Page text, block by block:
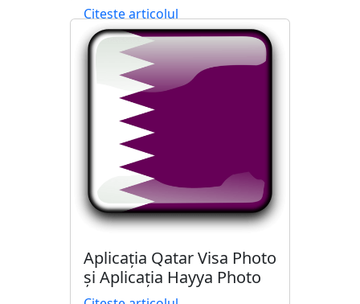
Citește articolul
Aplicația Qatar Visa Photo
și Aplicația Hayya Photo